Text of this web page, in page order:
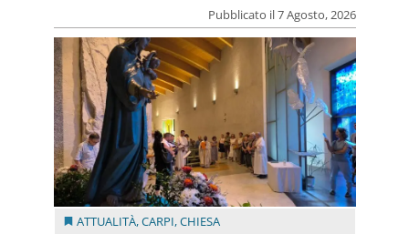
Pubblicato il 7 Agosto, 2026
ATTUALITÀ,CARPI,CHIESA